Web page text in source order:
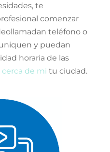
te
comenzar
teléfono o
y puedan
horaria de las
de mi tu ciudad.